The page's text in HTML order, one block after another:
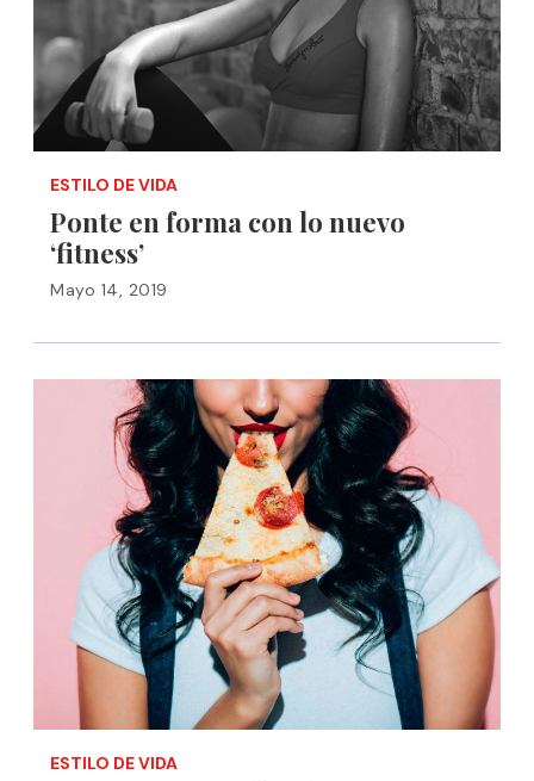
ESTILO DE VIDA
Ponte en forma con lo nuevo
‘fitness’
Mayo 14, 2019
ESTILO DE VIDA